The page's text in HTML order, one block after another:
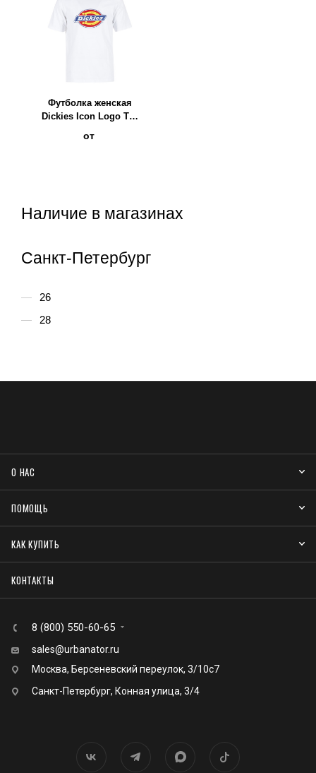
Футболка женская
Dickies Icon Logo Tee
от
Наличие в магазинах
Санкт-Петербург
26
28
О НАС
ПОМОЩЬ
КАК КУПИТЬ
КОНТАКТЫ
8 (800) 550-60-65
sales@urbanator.ru
Москва, Берсеневский переулок, 3/10с7
Санкт-Петербург, Конная улица, 3/4